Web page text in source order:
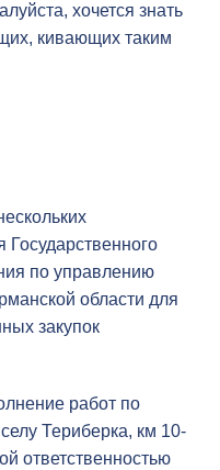
хочется знать
кивающих таким
по управлению
области для
закупок
работ по
Териберка, км 10-
ответственностью